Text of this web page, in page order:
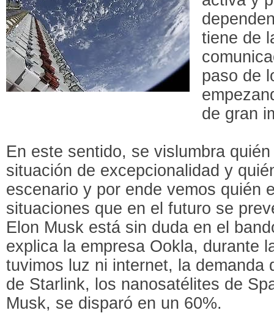
tiene de
paso de
de gran
En este sentido, se vislumbra
situación de excepcionalidad y
escenario y por ende vemos quién
situaciones que en el futuro se
Elon Musk está sin duda en el
explica la empresa Ookla, durante
tuvimos luz ni internet, la demanda
de Starlink, los nanosatélites de
Musk, se disparó en un 60%.